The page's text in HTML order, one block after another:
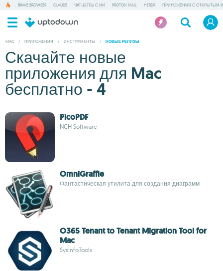
BRAVE BROWSER CLAUDE ЧАТ-БОТЫ С ИИ PROTON MAIL HERDR ПРИЛОЖЕНИЯ С ОТКРЫТЫМ
MAC / ПРИЛОЖЕНИЯ / ИНСТРУМЕНТЫ / НОВЫЕ РЕЛИЗЫ
Скачайте новые
приложения для Mac
бесплатно - 4
PicoPDF
NCH Software
OmniGraffle
Фантастическая утилита для создания диаграмм
O365 Tenant to Tenant Migration Tool for
Mac
SysInfoTools